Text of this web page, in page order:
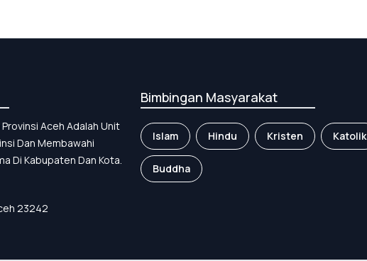
Aceh Adalah Unit
Dan Membawahi
Di Kabupaten Dan Kota.
23242
Bimbingan Masyarakat
Islam Hindu Kristen Katolik
Buddha